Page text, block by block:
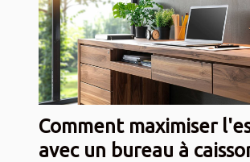
Comment maximiser
avec un bureau à